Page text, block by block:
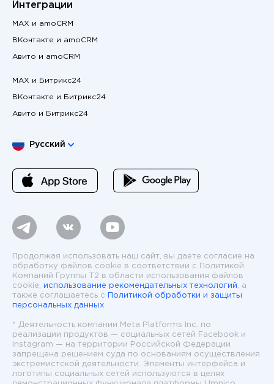
Интеграции
MAX и amoCRM
ВКонтакте и amoCRM
Авито и amoCRM
MAX и Битрикс24
ВКонтакте и Битрикс24
Авито и Битрикс24
Выберите язык
Русский
Продолжая использовать наш сайт, вы даете согласие на
обработку файлов cookie в соответствии с Политикой
Компаний Группы T2 в области использования файлов
cookie, использование рекомендательных технологий , а
также соглашаетесь с
Политикой обработки и защиты
персональных данных
* Деятельность компании Meta Platforms Inc. по
реализации продуктов — социальных сетей Facebook и
Instagram — на территории Российской Федерации
запрещена решением суда по основаниям осуществления
экстремистской деятельности. Элементы интерфейса и
логотипы социальных сетей используются в целях